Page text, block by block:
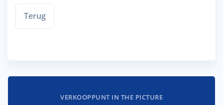
Terug
VERKOOPPUNT IN THE PICTURE